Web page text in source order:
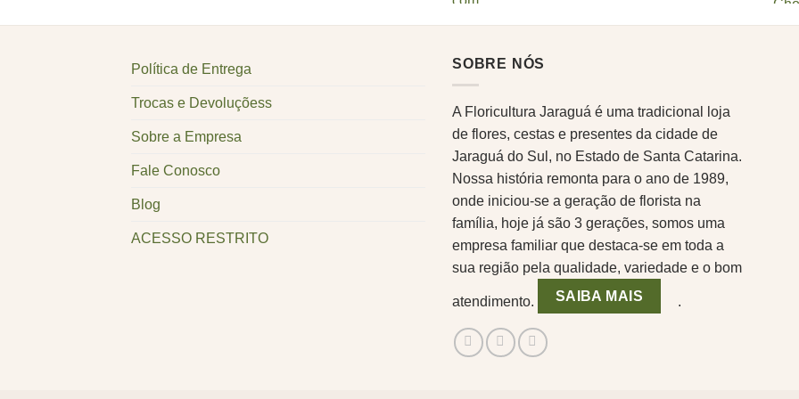
Política de Entrega
Trocas e Devoluçõess
Sobre a Empresa
Fale Conosco
Blog
ACESSO RESTRITO
SOBRE NÓS
A Floricultura Jaraguá é uma tradicional loja
de flores, cestas e presentes da cidade de
Jaraguá do Sul, no Estado de Santa Catarina.
Nossa história remonta para o ano de 1989,
onde iniciou-se a geração de florista na
família, hoje já são 3 gerações, somos uma
empresa familiar que destaca-se em toda a
sua região pela qualidade, variedade e o bom
atendimento. SAIBA MAIS .